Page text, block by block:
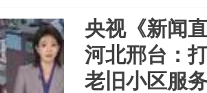
央视《新闻
河北邢台：
老旧小区服